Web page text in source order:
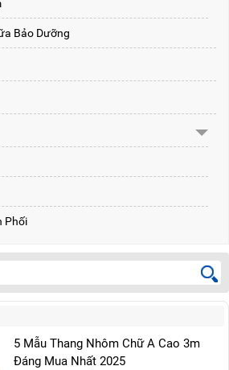
Bảo Dưỡng
Phối
5 Mẫu Thang Nhôm Chữ A Cao 3m
Đáng Mua Nhất 2025